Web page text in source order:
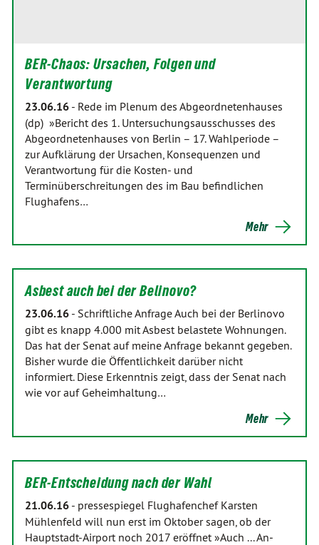
BER-Chaos: Ursachen, Folgen und
Verantwortung
23.06.16 - Rede im Plenum des Abgeordnetenhauses
(dp) »Bericht des 1. Untersuchungsausschusses des
Abgeordnetenhauses von Berlin – 17. Wahlperiode –
zur Aufklärung der Ursachen, Konsequenzen und
Verantwortung für die Kosten- und
Terminüberschreitungen des im Bau befindlichen
Flughafens…
Mehr
Asbest auch bei der Belinovo?
23.06.16 - Schriftliche Anfrage Auch bei der Berlinovo
gibt es knapp 4.000 mit Asbest belastete Wohnungen.
Das hat der Senat auf meine Anfrage bekannt gegeben.
Bisher wurde die Öffentlichkeit darüber nicht
informiert. Diese Erkenntnis zeigt, dass der Senat nach
wie vor auf Geheimhaltung…
Mehr
BER-Entscheidung nach der Wahl
21.06.16 - pressespiegel Flughafenchef Karsten
Mühlenfeld will nun erst im Oktober sagen, ob der
Hauptstadt-Airport noch 2017 eröffnet »Auch ... An­